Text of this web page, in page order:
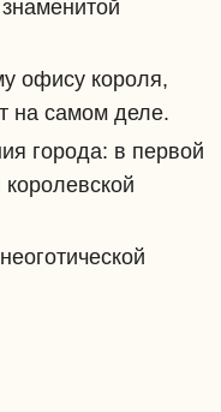
офису короля,
на самом деле.
города: в первой